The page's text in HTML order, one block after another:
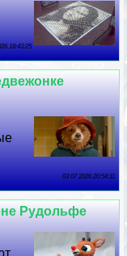
18:43:25
03 07 2026 20:54:11
Рудольфе